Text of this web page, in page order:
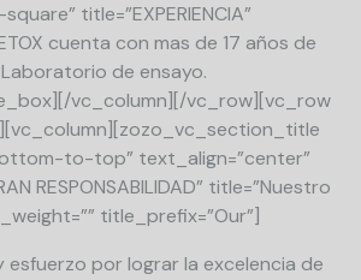
title=”EXPERIENCIA”
cuenta con mas de 17 años de
de ensayo.
vc_column][/vc_row][vc_row
to-top” text_align=”center”
RESPONSABILIDAD” title=”Nuestro
title_prefix=”Our”]
esfuerzo por lograr la excelencia de